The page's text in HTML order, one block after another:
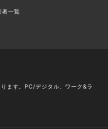
者一覧
ます。PC/デジタル、ワーク&ラ